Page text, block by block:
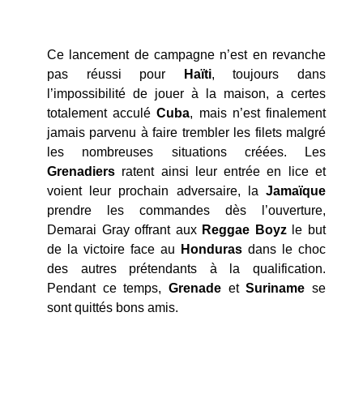
Ce lancement de campagne n’est en revanche
pas réussi pour
Haïti, toujours dans
l’impossibilité de jouer à la maison, a certes
totalement acculéCuba, mais n’est finalement
jamais parvenu à faire trembler les filets malgré
les nombreuses situations créées. Les
Grenadiers ratent ainsi leur entrée en lice et
voient leur prochain adversaire, la Jamaïque
prendre les commandes dès l’ouverture,
Demarai Gray offrant aux Reggae Boyzle but
de la victoire face au
Honduras dans le choc
des autres prétendants à la qualification.
Pendant ce temps, Grenade etSuriname se
sont quittés bons amis.